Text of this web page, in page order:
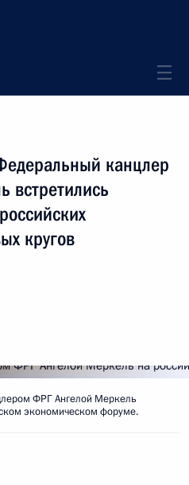
канцлер
встретились
кругов
ФРГ Ангелой Меркель
экономическом форуме.